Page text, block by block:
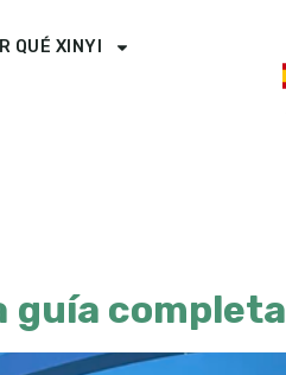
QUÉ XINYI
guía completa